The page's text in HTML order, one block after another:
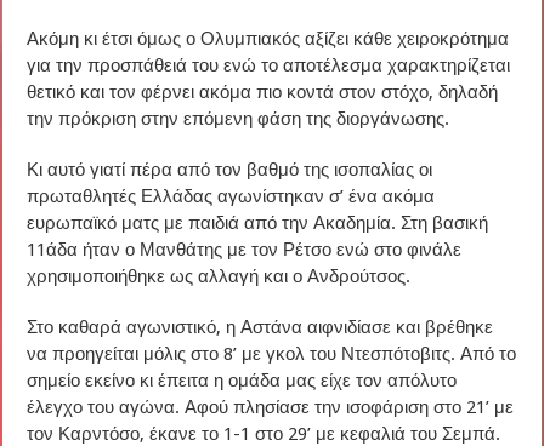
Ακόμη κι έτσι όμως ο Ολυμπιακός αξίζει κάθε χειροκρότημα
για την προσπάθειά του ενώ το αποτέλεσμα χαρακτηρίζεται
θετικό και τον φέρνει ακόμα πιο κοντά στον στόχο, δηλαδή
την πρόκριση στην επόμενη φάση της διοργάνωσης.
Κι αυτό γιατί πέρα από τον βαθμό της ισοπαλίας οι
πρωταθλητές Ελλάδας αγωνίστηκαν σ’ ένα ακόμα
ευρωπαϊκό ματς με παιδιά από την Ακαδημία. Στη βασική
11άδα ήταν ο Μανθάτης με τον Ρέτσο ενώ στο φινάλε
χρησιμοποιήθηκε ως αλλαγή και ο Ανδρούτσος.
Στο καθαρά αγωνιστικό, η Αστάνα αιφνιδίασε και βρέθηκε
να προηγείται μόλις στο 8’ με γκολ του Ντεσπότοβιτς. Από το
σημείο εκείνο κι έπειτα η ομάδα μας είχε τον απόλυτο
έλεγχο του αγώνα. Αφού πλησίασε την ισοφάριση στο 21’ με
τον Καρντόσο, έκανε το 1-1 στο 29’ με κεφαλιά του Σεμπά.